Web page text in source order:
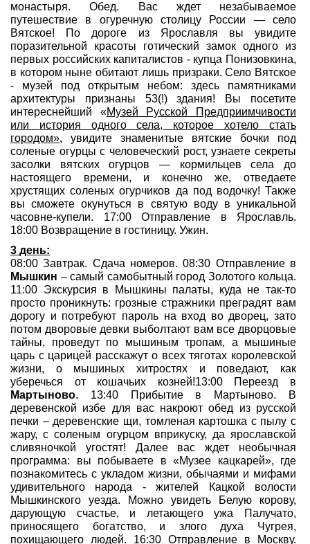
монастыря. Обед. Вас ждет незабываемое
путешествие в огуречную столицу России — село
Вятское! По дороге из Ярославля вы увидите
поразительной красоты готический замок одного из
первых российских капиталистов - купца Понизовкина,
в котором ныне обитают лишь призраки. Село Вятское
- музей под открытым небом: здесь памятниками
архитектуры признаны 53(!) здания! Вы посетите
интереснейший «Музей Русской Предприимчивости
или история одного села, которое хотело стать
городом», увидите знаменитые вятские бочки под
соленые огурцы с человеческий рост, узнаете секреты
засолки вятских огурцов — кормильцев села до
настоящего времени, и конечно же, отведаете
хрустящих соленых огурчиков да под водочку! Также
вы сможете окунуться в святую воду в уникальной
часовне-купели. 17:00 Отправление в Ярославль.
18:00 Возвращение в гостиницу. Ужин.
3 день:
08:00 Завтрак. Сдача номеров. 08:30 Отправление в
Мышкин – самый самобытный город Золотого кольца.
11:00 Экскурсия в Мышкины палаты, куда не так-то
просто проникнуть: грозные стражники преградят вам
дорогу и потребуют пароль на вход во дворец, зато
потом дворовые девки выболтают вам все дворцовые
тайны, проведут по мышиным тропам, а мышиные
царь с царицей расскажут о всех тяготах королевской
жизни, о мышиных хитростях и поведают, как
уберечься от кошачьих козней!13:00 Переезд в
Мартыново. 13:40 Прибытие в Мартыново. В
деревенской избе для вас накроют обед из русской
печки – деревенские щи, томленая картошка с пылу с
жару, с соленым огурцом вприкуску, да ярославской
сливяночкой угостят! Далее вас ждет необычная
программа: вы побываете в «Музее кацкарей», где
познакомитесь с укладом жизни, обычаями и мифами
удивительного народа - жителей Кацкой волости
Мышкинского уезда. Можно увидеть Белую корову,
дарующую счастье, и летающего ужа Палучато,
приносящего богатство, и злого духа Чугрея,
похищающего людей. 16:30 Отправление в Москву.